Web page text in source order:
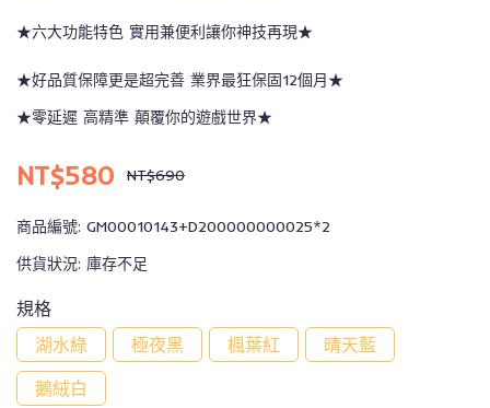
★六大功能特色 實用兼便利讓你神技再現★
★好品質保障更是超完善 業界最狂保固12個月★
★零延遲 高精準 顛覆你的遊戲世界★
NT$580 NT$690
商品編號: GM00010143+D200000000025*2
供貨狀況: 庫存不足
規格
湖水綠
極夜黑 楓葉紅
晴天藍
鵝絨白